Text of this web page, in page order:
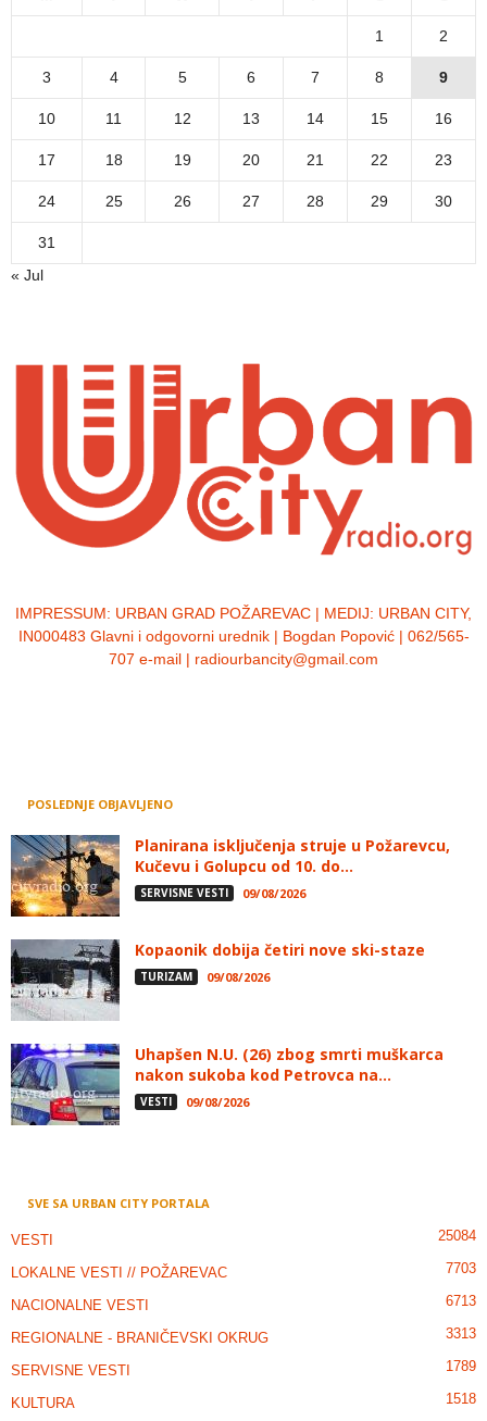
1 2
3 4 5 6 7 8 9
10 11 12 13 14 15 16
17 18 19 20 21 22 23
24 25 26 27 28 29 30
31
« Jul
IMPRESSUM: URBAN GRAD POŽAREVAC | MEDIJ: URBAN CITY,
IN000483 Glavni i odgovorni urednik | Bogdan Popović | 062/565-
707 e-mail | radiourbancity@gmail.com
POSLEDNJE OBJAVLJENO
Planirana isključenja struje u Požarevcu,
Kučevu i Golupcu od 10. do...
SERVISNE VESTI 09/08/2026
Kopaonik dobija četiri nove ski-staze
TURIZAM 09/08/2026
Uhapšen N.U. (26) zbog smrti muškarca
nakon sukoba kod Petrovca na...
VESTI 09/08/2026
SVE SA URBAN CITY PORTALA
VESTI 25084
LOKALNE VESTI // POŽAREVAC 7703
NACIONALNE VESTI 6713
REGIONALNE - BRANIČEVSKI OKRUG 3313
SERVISNE VESTI 1789
KULTURA 1518